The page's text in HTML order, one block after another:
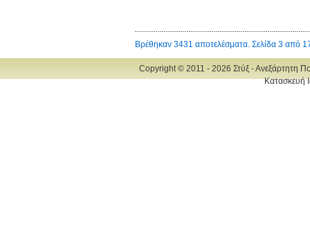
Βρέθηκαν 3431 αποτελέσματα. Σελίδα 3 από
Copyright © 2011 - 2026 Στύξ - Ανεξάρτητη
Κατασκευή